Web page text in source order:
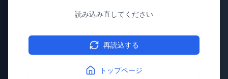
読み込み直してください
再読込する
トップページ